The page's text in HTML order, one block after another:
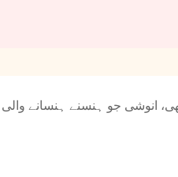
انوشی جو ہنسنے ہنسانے